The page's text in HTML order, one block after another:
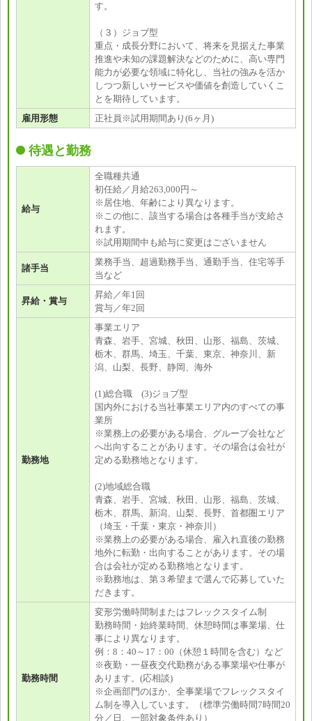
す。
（３）ジョブ型
重点・成長分野において、将来を見据えた事業
推進や未知の課題解決などのために、高い専門
能力が必要な領域に特化し、当社の強みを活か
しつつ新しいサービスや価値を創造していくこ
とを期待しています。
雇用形態
正社員※試用期間あり(6ヶ月)
待遇と勤務
給与
全職種共通
初任給／月給263,000円～
※居住地、年齢により異なります。
※この他に、該当する場合は各種手当が支給さ
れます。
※試用期間中も給与に変更はございません
諸手当
業務手当、超過勤務手当、通勤手当、住宅等手
当など
昇給・賞与
昇給／年1回
賞与／年2回
勤務地
事業エリア
青森、岩手、宮城、秋田、山形、福島、茨城、
栃木、群馬、埼玉、千葉、東京、神奈川、新
潟、山梨、長野、静岡、海外
(1)総合職 (3)ジョブ型
国内外における当社事業エリア内のすべての事
業所
※業務上の必要がある場合、グループ会社など
へ出向することがあります。その場合は会社が
定める勤務地となります。
(2)地域総合職
青森、岩手、宮城、秋田、山形、福島、茨城、
栃木、群馬、新潟、山梨、長野、首都圏エリア
（埼玉・千葉・東京・神奈川）
※業務上の必要がある場合、雇入れ直後の勤務
地外に転勤・出向することがあります。その場
合は会社が定める勤務地となります。
※勤務地は、第３希望まで選んで応募していた
だきます。
勤務時間
変形労働時間制またはフレックスタイム制
勤務時間・始終業時間、休憩時間は事業場、仕
事により異なります。
例：8：40～17：00（休憩１時間を含む）など
※夜勤・一昼夜交代勤務がある事業場や仕事が
あります。(応相談)
※企画部門のほか、全事業場でフレックスタイ
ム制を導入しています。（標準労働時間7時間20
分／日、一部対象条件あり）